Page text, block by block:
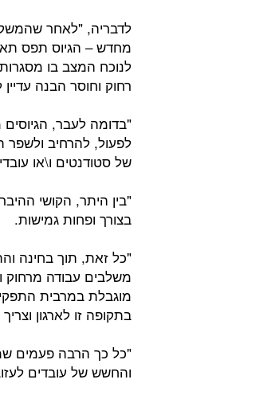
לדבריה, "לאחר
מחדש – הגיוס תפס
לנוכח המצב בו מסגרות
רחוק וחוסר הבנה עדיין
"בדומה לעבר, הגיוסים
לפעול, להרחיב ולשפר
של סטודנטים ו\או
"בין היתר, הקושי
בצורך ופחות גמישות.
"כל זאת, תוך בחינה
משלבים עבודה
מוגבלת במרבית
בתקופה זו לארגון
"כל כך הרבה פעמים
והחשש של עובדים